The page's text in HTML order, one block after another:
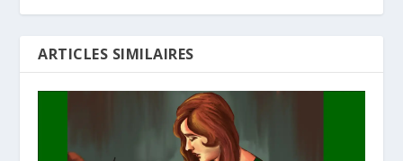
ARTICLES SIMILAIRES